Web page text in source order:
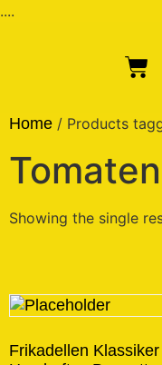
....
Home / Products
Showing the single
Frikadellen